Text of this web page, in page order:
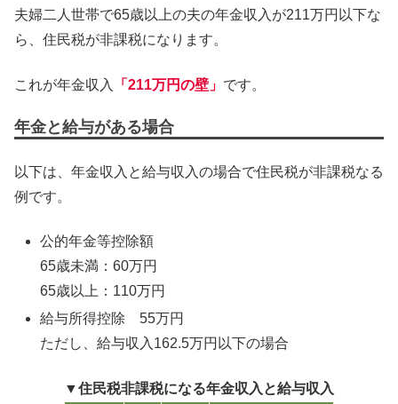
夫婦二人世帯で65歳以上の夫の年金収入が211万円以下な
ら、住民税が非課税になります。
これが年金収入 「211万円の壁」 です。
年金と給与がある場合
以下は、年金収入と給与収入の場合で住民税が非課税なる
例です。
公的年金等控除額
65歳未満：60万円
65歳以上：110万円
給与所得控除 55万円
ただし、給与収入162.5万円以下の場合
▼住民税非課税になる年金収入と給与収入